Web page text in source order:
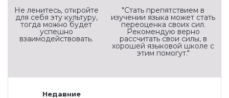
Не ленитесь, откройте
для себя эту культуру,
тогда можно будет
успешно
взаимодействовать.
"Стать препятствием в
изучении языка может стать
переоценка своих сил.
Рекомендую верно
рассчитать свои силы, в
хорошей языковой школе с
этим помогут."
Недавние